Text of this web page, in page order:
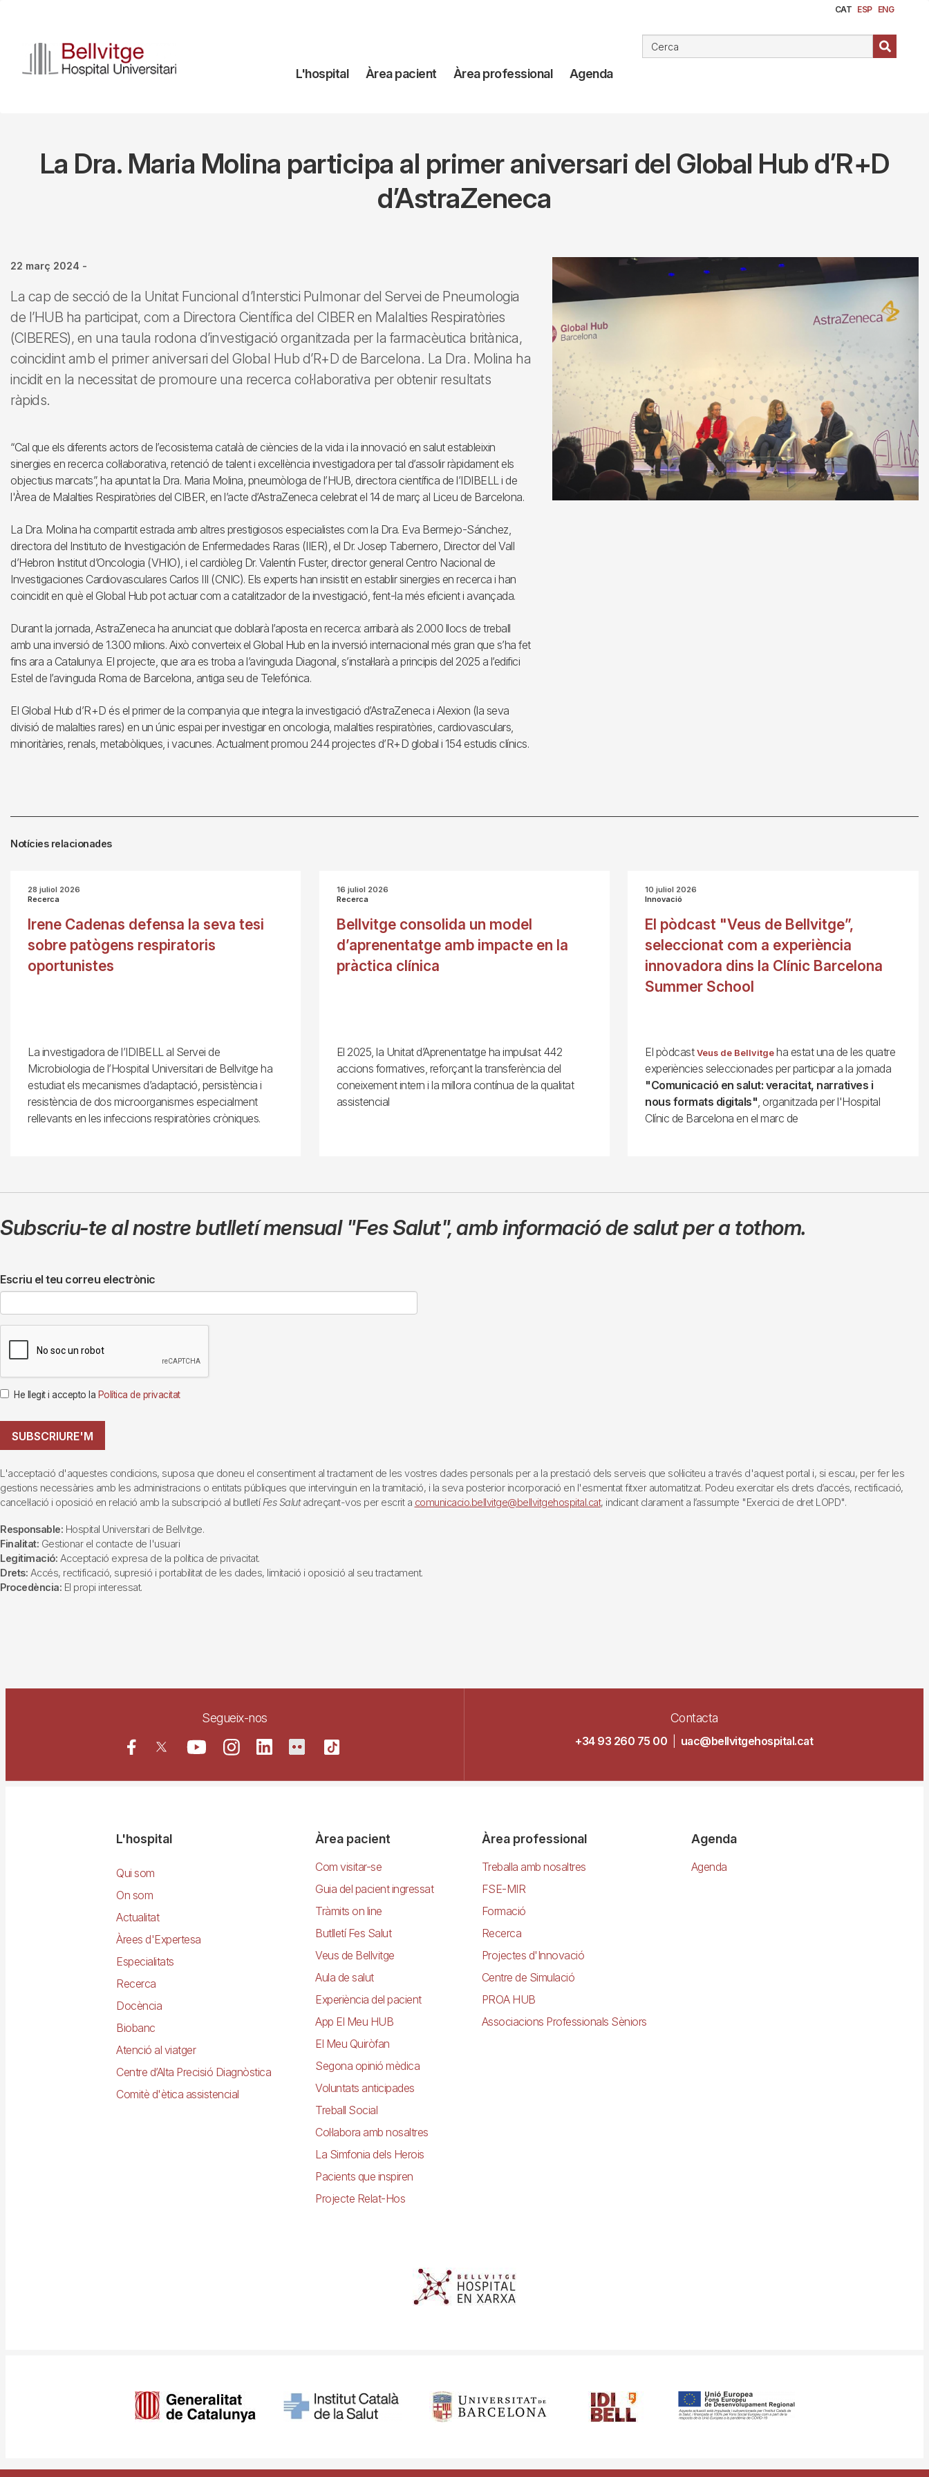
contingut
CAT ESP ENG
Navegación
L'hospital Àrea pacient Àrea professional Agenda
La Dra. Maria Molina participa al primer aniversari del Global Hub d’R+D
d’AstraZeneca
22 març 2024 -
La cap de secció de la Unitat Funcional d’Interstici Pulmonar del Servei de Pneumologia
de l’HUB ha participat, com a Directora Científica del CIBER en Malalties Respiratòries
(CIBERES), en una taula rodona d’investigació organitzada per la farmacèutica britànica,
coincidint amb el primer aniversari del Global Hub d’R+D de Barcelona. La Dra. Molina ha
incidit en la necessitat de promoure una recerca col·laborativa per obtenir resultats
ràpids.
“Cal que els diferents actors de l’ecosistema català de ciències de la vida i la innovació en salut estableixin
sinergies en recerca col·laborativa, retenció de talent i excel·lència investigadora per tal d’assolir ràpidament els
objectius marcats”, ha apuntat la Dra. Maria Molina, pneumòloga de l’HUB, directora científica de l’IDIBELL i de
l'Àrea de Malalties Respiratòries del CIBER, en l’acte d’AstraZeneca celebrat el 14 de març al Liceu de Barcelona.
La Dra. Molina ha compartit estrada amb altres prestigiosos especialistes com la Dra. Eva Bermejo-Sánchez,
directora del Instituto de Investigación de Enfermedades Raras (IIER), el Dr. Josep Tabernero, Director del Vall
d’Hebron Institut d’Oncologia (VHIO), i el cardiòleg Dr. Valentín Fuster, director general Centro Nacional de
Investigaciones Cardiovasculares Carlos III (CNIC). Els experts han insistit en establir sinergies en recerca i han
coincidit en què el Global Hub pot actuar com a catalitzador de la investigació, fent-la més eficient i avançada.
Durant la jornada, AstraZeneca ha anunciat que doblarà l’aposta en recerca: arribarà als 2.000 llocs de treball
amb una inversió de 1.300 milions. Això converteix el Global Hub en la inversió internacional més gran que s’ha fet
fins ara a Catalunya. El projecte, que ara es troba a l’avinguda Diagonal, s’instal·larà a principis del 2025 a l’edifici
Estel de l’avinguda Roma de Barcelona, antiga seu de Telefónica.
El Global Hub d’R+D és el primer de la companyia que integra la investigació d’AstraZeneca i Alexion (la seva
divisió de malalties rares) en un únic espai per investigar en oncologia, malalties respiratòries, cardiovasculars,
minoritàries, renals, metabòliques, i vacunes. Actualment promou 244 projectes d’R+D global i 154 estudis clínics.
Notícies relacionades
28 juliol 2026
Recerca
Irene Cadenas defensa la seva tesi
sobre patògens respiratoris
oportunistes
La investigadora de l’IDIBELL al Servei de
Microbiologia de l’Hospital Universitari de Bellvitge ha
estudiat els mecanismes d’adaptació, persistència i
resistència de dos microorganismes especialment
rellevants en les infeccions respiratòries cròniques.
16 juliol 2026
Recerca
Bellvitge consolida un model
d’aprenentatge amb impacte en la
pràctica clínica
El 2025, la Unitat d’Aprenentatge ha impulsat 442
accions formatives, reforçant la transferència del
coneixement intern i la millora contínua de la qualitat
assistencial
10 juliol 2026
Innovació
El pòdcast "Veus de Bellvitge”,
seleccionat com a experiència
innovadora dins la Clínic Barcelona
Summer School
El pòdcast Veus de Bellvitgeha estat una de les quatre
experiències seleccionades per participar a la jornada
"Comunicació en salut: veracitat, narratives i
nous formats digitals", organitzada per l'Hospital
Clínic de Barcelona en el marc de
Subscriu-te al nostre butlletí mensual "Fes Salut",amb informació de salut per a tothom.
Escriu el teu correu electrònic
He llegit i accepto la Política de privacitat
SUBSCRIURE'M
L'acceptació d'aquestes condicions, suposa que doneu el consentiment al tractament de les vostres dades personals per a la prestació dels serveis que sol·liciteu a través d'aquest portal i, si escau, per fer les
gestions necessàries amb les administracions o entitats públiques que intervinguin en la tramitació, i la seva posterior incorporació en l'esmentat fitxer automatitzat. Podeu exercitar els drets d’accés, rectificació,
cancel·lació i oposició en relació amb la subscripció al butlletí Fes Salutadreçant-vos per escrit a comunicacio.bellvitge@bellvitgehospital.cat, indicant clarament a l’assumpte "Exercici de dret LOPD".
Responsable: Hospital Universitari de Bellvitge.
Finalitat: Gestionar el contacte de l'usuari
Legitimació: Acceptació expresa de la política de privacitat.
Drets: Accés, rectificació, supresió i portabilitat de les dades, limitació i oposició al seu tractament.
Procedència: El propi interessat.
Segueix-nos Contacta
+34 93 260 75 00 uac@bellvitgehospital.cat
NavegacióL'hospital
Qui som
On som
Actualitat
Àrees d'Expertesa
Especialitats
Recerca
Docència
Biobanc
Atenció al viatger
Centre d’Alta Precisió Diagnòstica
Comitè d'ètica assistencial
Àrea pacient
Com visitar-se
Guia del pacient ingressat
Tràmits on line
Butlletí Fes Salut
Veus de Bellvitge
Aula de salut
Experiència del pacient
App El Meu HUB
El Meu Quiròfan
Segona opinió mèdica
Voluntats anticipades
Treball Social
Col·labora amb nosaltres
La Simfonia dels Herois
Pacients que inspiren
Projecte Relat-Hos
Àrea professional
Treballa amb nosaltres
FSE-MIR
Formació
Recerca
Projectes d'Innovació
Centre de Simulació
PROA HUB
Associacions Professionals Sèniors
Agenda
Agenda